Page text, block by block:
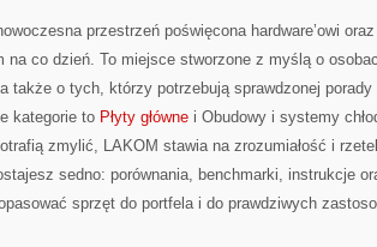
przestrzeń poświęcona hardware’owi
na co dzień. To miejsce stworzone z myślą o
także o tych, którzy potrzebują sprawdzonej
kategorie to Płyty główne i Obudowy i systemy
zmylić, LAKOM stawia na zrozumiałość i
sedno: porównania, benchmarki, instrukcje
sprzęt do portfela i do prawdziwych